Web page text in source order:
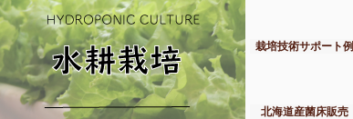
栽培技術サポート例
北海道産菌床販売